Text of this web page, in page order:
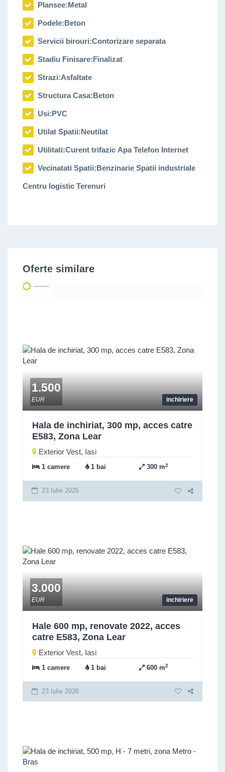
Plansee:Metal
Podele:Beton
Servicii birouri:Contorizare separata
Stadiu Finisare:Finalizat
Strazi:Asfaltate
Structura Casa:Beton
Usi:PVC
Utilat Spatii:Neutilat
Utilitati:Curent trifazic Apa Telefon Internet
Vecinatati Spatii:Benzinarie Spatii industriale
Centru logistic Terenuri
Oferte similare
inchiriere
1.500
EUR
Hala de inchiriat, 300 mp, acces catre
E583, Zona Lear
Exterior Vest, Iasi
1 camere 1 bai 300 m2
23 Iulie 2026
inchiriere
3.000
EUR
Hale 600 mp, renovate 2022, acces
catre E583, Zona Lear
Exterior Vest, Iasi
1 camere 1 bai 600 m2
23 Iulie 2026